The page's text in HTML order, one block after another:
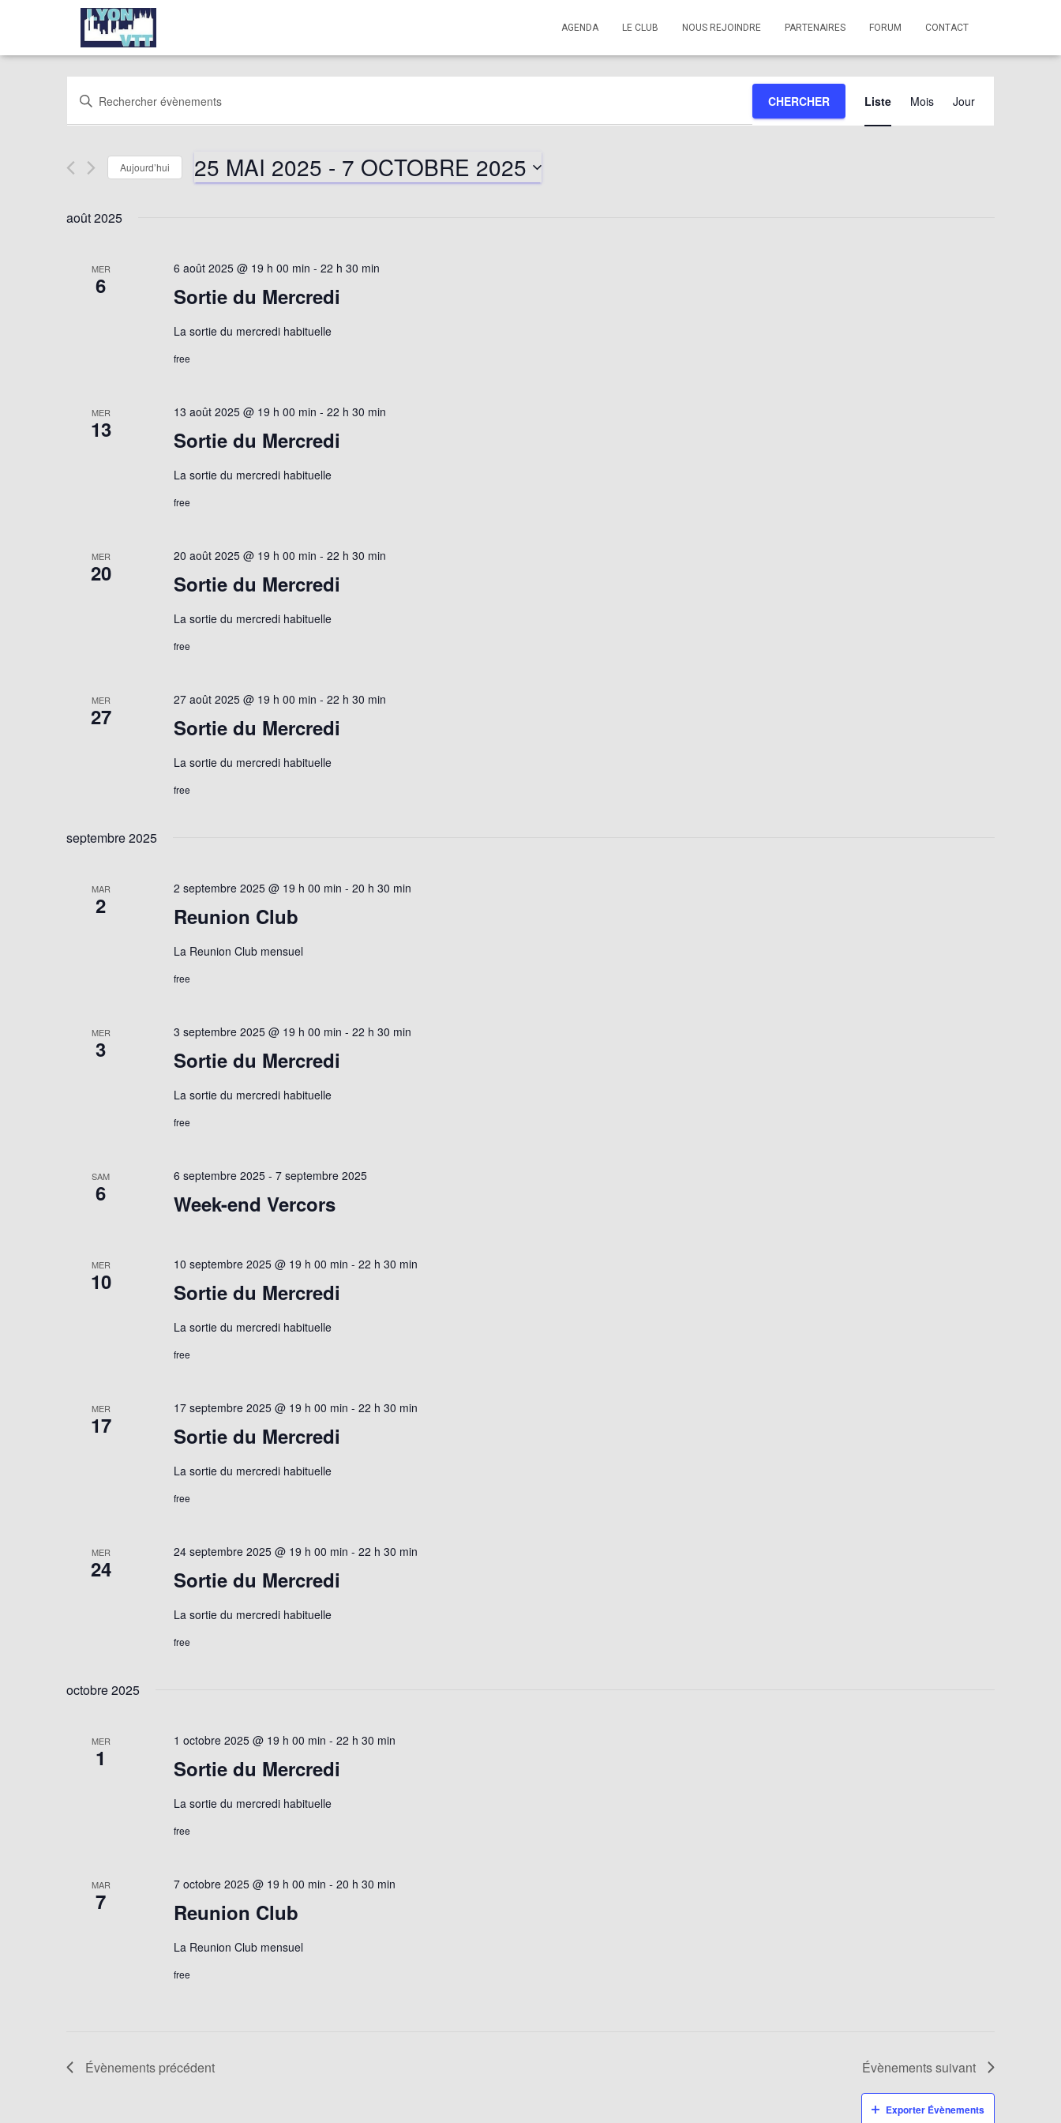
AGENDA LE CLUB NOUS REJOINDRE PARTENAIRES FORUM CONTACT
Recherche
navigation
vues
Évènements
Saisir
mot-
clé.
Évènements
clé.
CHERCHER
Navigation
de
Liste Mois Jour
Aujourd’hui 25 MAI 2025 - 7 OCTOBRE 2025
août 2025
MER
6
6 août 2025 @ 19 h 00 min - 22 h 30 min
Sortie du Mercredi
La sortie du mercredi habituelle
free
MER
13
13 août 2025 @ 19 h 00 min - 22 h 30 min
Sortie du Mercredi
La sortie du mercredi habituelle
free
MER
20
20 août 2025 @ 19 h 00 min - 22 h 30 min
Sortie du Mercredi
La sortie du mercredi habituelle
free
MER
27
27 août 2025 @ 19 h 00 min - 22 h 30 min
Sortie du Mercredi
La sortie du mercredi habituelle
free
septembre 2025
MAR
2
2 septembre 2025 @ 19 h 00 min - 20 h 30 min
Reunion Club
La Reunion Club mensuel
free
MER
3
3 septembre 2025 @ 19 h 00 min - 22 h 30 min
Sortie du Mercredi
La sortie du mercredi habituelle
free
SAM
6
6 septembre 2025- 7 septembre 2025
Week-end Vercors
MER
10
10 septembre 2025 @ 19 h 00 min - 22 h 30 min
Sortie du Mercredi
La sortie du mercredi habituelle
free
MER
17
17 septembre 2025 @ 19 h 00 min - 22 h 30 min
Sortie du Mercredi
La sortie du mercredi habituelle
free
MER
24
24 septembre 2025 @ 19 h 00 min - 22 h 30 min
Sortie du Mercredi
La sortie du mercredi habituelle
free
octobre 2025
MER
1
1 octobre 2025 @ 19 h 00 min - 22 h 30 min
Sortie du Mercredi
La sortie du mercredi habituelle
free
MAR
7
7 octobre 2025 @ 19 h 00 min - 20 h 30 min
Reunion Club
La Reunion Club mensuel
free
Évènements précédent Évènementssuivant
Exporter Évènements